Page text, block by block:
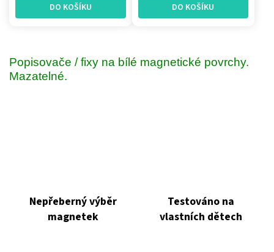
DO KOŠÍKU DO KOŠÍKU
Popisovače / fixy na bílé magnetické povrchy.
Mazatelné.
Nepřeberný výběr
magnetek
Testováno na
vlastních dětech